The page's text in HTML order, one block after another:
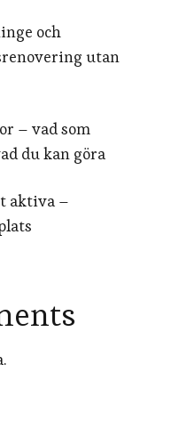
och
utan
– vad som
du kan göra
aktiva –